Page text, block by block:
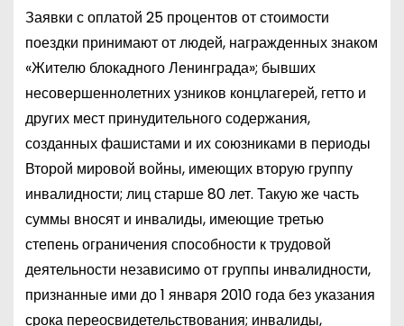
Заявки с оплатой 25 процентов от стоимости
поездки принимают от людей, награжденных знаком
«Жителю блокадного Ленинграда»; бывших
несовершеннолетних узников концлагерей, гетто и
других мест принудительного содержания,
созданных фашистами и их союзниками в периоды
Второй мировой войны, имеющих вторую группу
инвалидности; лиц старше 80 лет. Такую же часть
суммы вносят и инвалиды, имеющие третью
степень ограничения способности к трудовой
деятельности независимо от группы инвалидности,
признанные ими до 1 января 2010 года без указания
срока переосвидетельствования; инвалиды,